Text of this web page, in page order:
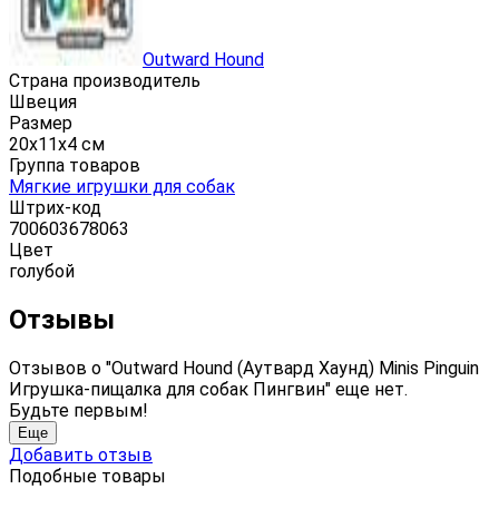
Outward Hound
Страна производитель
Швеция
Размер
20х11х4 см
Группа товаров
Мягкие игрушки для собак
Штрих-код
700603678063
Цвет
голубой
Отзывы
Отзывов о "Outward Hound (Аутвард Хаунд) Minis Pinguin
Игрушка-пищалка для собак Пингвин" еще нет.
Будьте первым!
Еще
Добавить отзыв
Подобные товары